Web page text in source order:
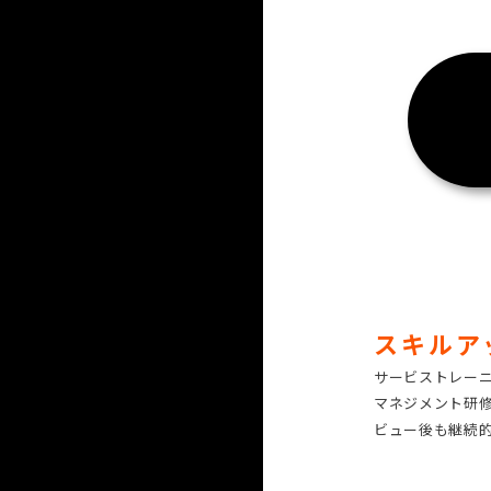
スキルア
サービストレー
マネジメント研
ビュー後も継続